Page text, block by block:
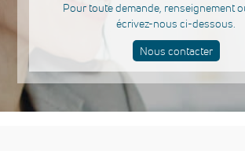
Pour toute demande, renseignement
écrivez-nous ci-dessous.
Nous contacter